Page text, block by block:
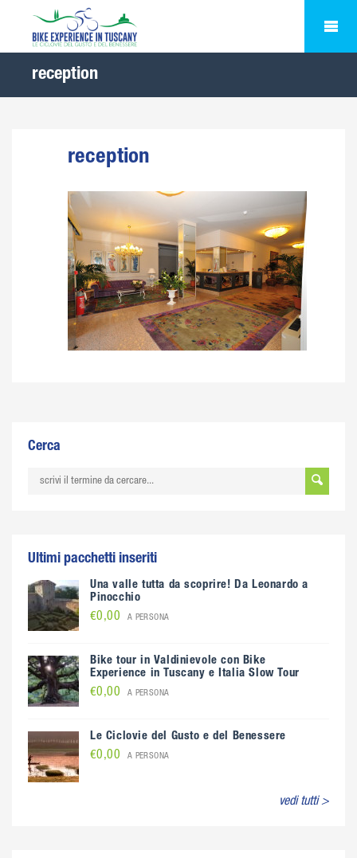
reception
reception
Cerca
Ultimi pacchetti inseriti
Una valle tutta da scoprire! Da Leonardo a
Pinocchio
€0,00 A PERSONA
Bike tour in Valdinievole con Bike
Experience in Tuscany e Italia Slow Tour
€0,00 A PERSONA
Le Ciclovie del Gusto e del Benessere
€0,00 A PERSONA
vedi tutti >